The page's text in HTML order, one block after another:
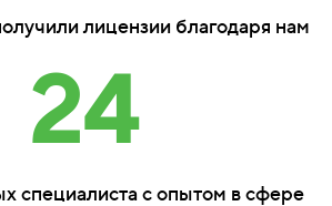
лицензии благодаря нам
24
специалиста с опытом в сфере